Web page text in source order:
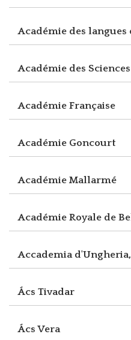
Académie des langues
Académie des Sciences
Académie Française
Académie Goncourt
Académie Mallarmé
Académie Royale de
Accademia
Ács Tivadar
Ács Vera